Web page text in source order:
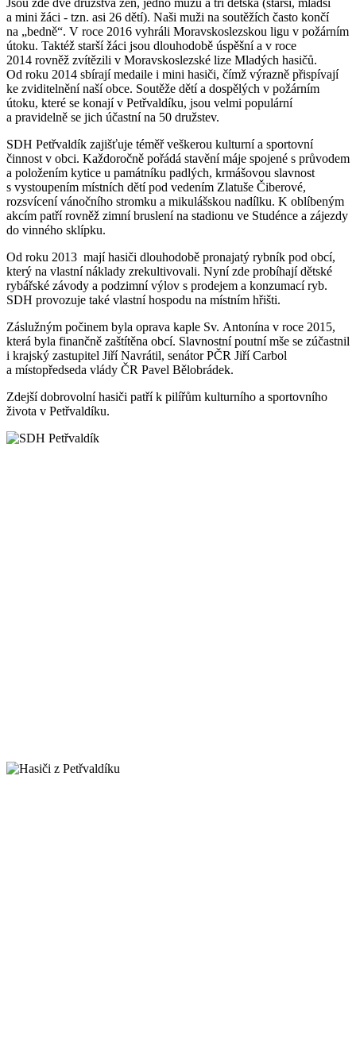
a mini žáci - tzn. asi 26 dětí). Naši muži na soutěžích často končí
na „bedně“. V roce 2016 vyhráli Moravskoslezskou ligu v požárním
útoku. Taktéž starší žáci jsou dlouhodobě úspěšní a v roce
2014 rovněž zvítězili v Moravskoslezské lize Mladých hasičů.
Od roku 2014 sbírají medaile i mini hasiči, čímž výrazně přispívají
ke zviditelnění naší obce. Soutěže dětí a dospělých v požárním
útoku, které se konají v Petřvaldíku, jsou velmi populární
a pravidelně se jich účastní na 50 družstev.
SDH Petřvaldík zajišťuje téměř veškerou kulturní a sportovní
činnost v obci. Každoročně pořádá stavění máje spojené s průvodem
a položením kytice u památníku padlých, krmášovou slavnost
s vystoupením místních dětí pod vedením Zlatuše Čiberové,
rozsvícení vánočního stromku a mikulášskou nadílku. K oblíbeným
akcím patří rovněž zimní bruslení na stadionu ve Studénce a zájezdy
do vinného sklípku.
Od roku 2013 mají hasiči dlouhodobě pronajatý rybník pod obcí,
který na vlastní náklady zrekultivovali. Nyní zde probíhají dětské
rybářské závody a podzimní výlov s prodejem a konzumací ryb.
SDH provozuje také vlastní hospodu na místním hřišti.
Záslužným počinem byla oprava kaple Sv. Antonína v roce 2015,
která byla finančně zaštítěna obcí. Slavnostní poutní mše se zúčastnil
i krajský zastupitel Jiří Navrátil, senátor PČR Jiří Carbol
a místopředseda vlády ČR Pavel Bělobrádek.
Zdejší dobrovolní hasiči patří k pilířům kulturního a sportovního
života v Petřvaldíku.